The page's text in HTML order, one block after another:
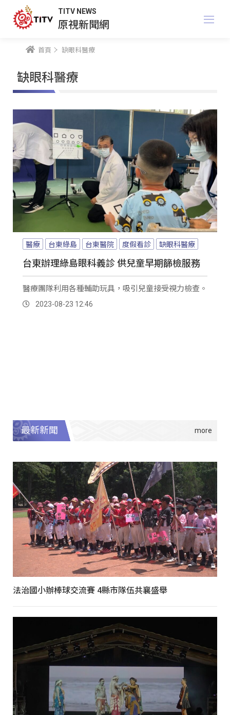
TITV NEWS
原視新聞網
首頁 缺眼科醫療
缺眼科醫療
醫療 台東綠島 台東醫院 度假看診 缺眼科醫療
台東辦理綠島眼科義診 供兒童早期篩檢服務
醫療團隊利用各種輔助玩具，吸引兒童接受視力檢查。
2023-08-23 12:46
最新新聞
法治國小辦棒球交流賽 4縣市隊伍共襄盛舉